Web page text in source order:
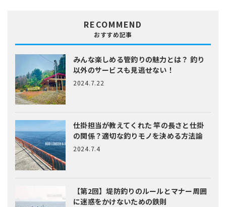
RECOMMEND
おすすめ記事
みんな楽しめる管釣りの魅力とは？ 釣り
以外のサービスも見逃せない！
2024.7.22
仕掛担当が教えてくれた竿の長さと仕掛
の関係？適切な釣りモノを決める方法論
2024.7.4
【第2回】堤防釣りのルールとマナー周囲
に迷惑をかけないための鉄則